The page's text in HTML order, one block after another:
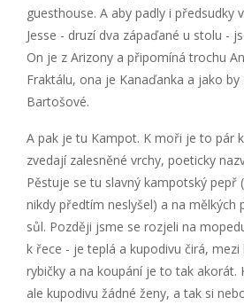
guesthouse. A aby padly i předsudky
Jesse - druzí dva zápaďané u stolu -
On je z Arizony a připomíná trochu
Fraktálu, ona je Kanaďanka a jako
Bartošové.
A pak je tu Kampot. K moři je to pár
zvedají zalesněné vrchy, poeticky
Pěstuje se tu slavný kampotský pepř
nikdy předtím neslyšel) a na mělkých
sůl. Později jsme se rozjeli na
k řece - je teplá a kupodivu čirá,
rybičky a na koupání je to tak akorát.
ale kupodivu žádné ženy, a tak si